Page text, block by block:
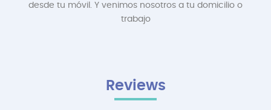
desde tu móvil. Y venimos nosotros a tu domicilio o
trabajo
Reviews